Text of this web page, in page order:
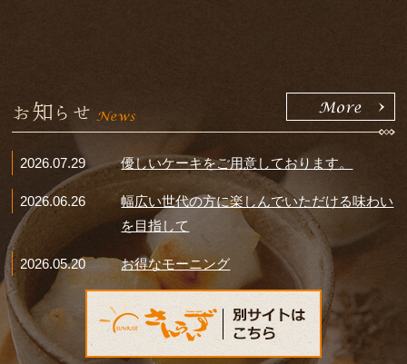
お知らせ
2026.07.29 優しいケーキをご用意しております。
2026.06.26
幅広い世代の方に楽しんでいただける味わい
を目指して
2026.05.20 お得なモーニング